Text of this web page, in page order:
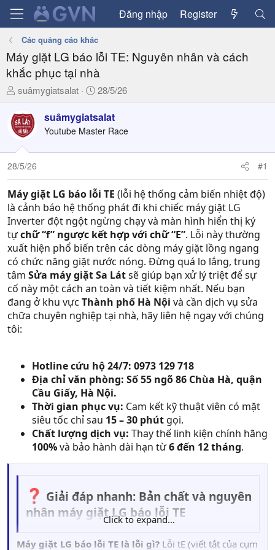
Đăng nhập Register
Các quảng cáo khác
Máy giặt LG báo lỗi TE: Nguyên nhân và cách
khắc phục tại nhà
T
r
e
a
d
s
t
a
r
t
e
r
suâmygiatsalat
N
à
y
ử
28/5/26
suâmygiatsalat
Youtube Master Race
28/5/26 #1
Máy giặt LG báo lỗi TE (lỗi hệ thống cảm biến nhiệt độ)
là cảnh báo hệ thống phát đi khi chiếc máy giặt LG
Inverter đột ngột ngừng chạy và màn hình hiển thị ký
tựchữ “f” ngược kết hợp với chữ “E”. Lỗi này thường
xuất hiện phổ biến trên các dòng máy giặt lồng ngang
có chức năng giặt nước nóng. Đừng quá lo lắng, trung
tâm Sửa máy giặt Sa Látsẽ giúp bạn xử lý triệt để sự
cố này một cách an toàn và tiết kiệm nhất. Nếu bạn
đang ở khu vực Thành phố Hà Nội và cần dịch vụ sửa
chữa chuyên nghiệp tại nhà, hãy liên hệ ngay với chúng
tôi:
Hotline cứu hộ 24/7: 0973 129 718
Địa chỉ văn phòng: Số 55 ngõ 86 Chùa Hà, quận
Cầu Giấy, Hà Nội.
Thời gian phục vụ: Cam kết kỹ thuật viên có mặt
siêu tốc chỉ sau 15 – 30 phút gọi.
Chất lượng dịch vụ: Thay thế linh kiện chính hãng
100%và bảo hành dài hạn từ6 đến 12 tháng.
Giải đáp nhanh: Bản chất và nguyên
nhân máy giặt LG báo lỗi TE​
Click to expand...
Máy giặt LG báo lỗi TE là lỗi gì? Lỗi tE (viết tắt của cụm